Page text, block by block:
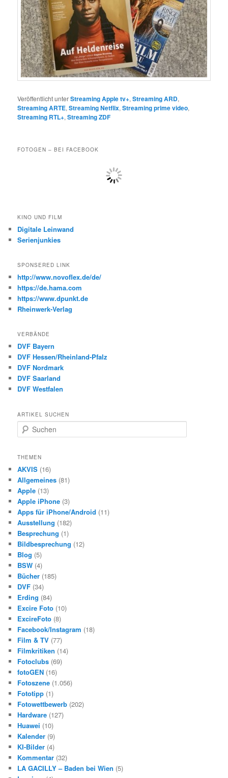
Veröffentlicht unterStreaming Apple tv+,Streaming ARD,
Streaming ARTE,Streaming Netflix,Streaming prime video,
Streaming RTL+,Streaming ZDF
FOTOGEN – BEI FACEBOOK
KINO UND FILM
Digitale Leinwand
Serienjunkies
SPONSERED LINK
http://www.novoflex.de/de/
https://de.hama.com
https://www.dpunkt.de
Rheinwerk-Verlag
VERBÄNDE
DVF Bayern
DVF Hessen/Rheinland-Pfalz
DVF Nordmark
DVF Saarland
DVF Westfalen
ARTIKEL SUCHEN
u
h
n
THEMEN
AKVIS (16)
Allgemeines (81)
Apple (13)
Apple iPhone (3)
Apps für iPhone/Android (11)
Ausstellung (182)
Besprechung (1)
Bildbesprechung (12)
Blog (5)
BSW (4)
Bücher (185)
DVF (34)
Erding (84)
Excire Foto (10)
ExcireFoto (8)
Facebook/Instagram (18)
Film & TV (77)
Filmkritiken (14)
Fotoclubs (69)
fotoGEN (16)
Fotoszene (1.056)
Fototipp (1)
Fotowettbewerb (202)
Hardware (127)
Huawei (10)
Kalender (9)
KI-Bilder (4)
Kommentar (32)
LA GACILLY – Baden bei Wien (5)